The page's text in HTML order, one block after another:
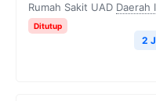
Rumah Sakit UAD Daerah
Ditutup
2